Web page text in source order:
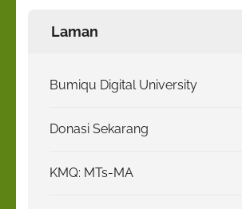
Laman
Bumiqu Digital University
Donasi Sekarang
KMQ: MTs-MA